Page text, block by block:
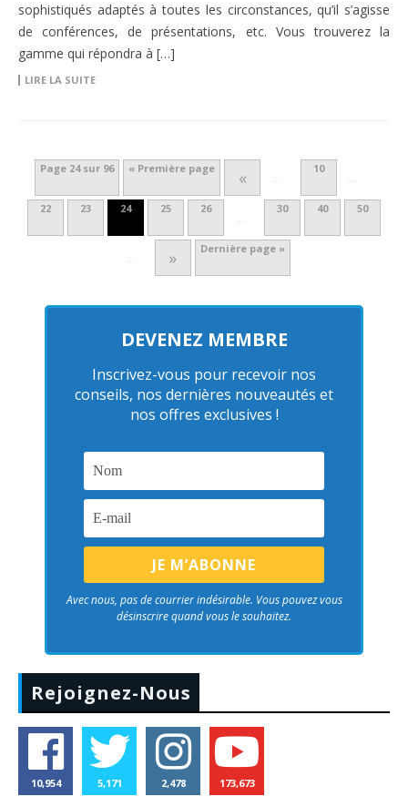
sophistiqués adaptés à toutes les circonstances, qu’il s’agisse
de conférences, de présentations, etc. Vous trouverez la
gamme qui répondra à […]
LIRE LA SUITE
Page 24 sur 96 « Première page « …
10
…
22 23 24 25 26
…
30 40 50
… » Dernière page »
DEVENEZ MEMBRE
Inscrivez-vous pour recevoir nos
conseils, nos dernières nouveautés et
nos offres exclusives !
Avec nous, pas de courrier indésirable. Vous pouvez vous
désinscrire quand vous le souhaitez.
Rejoignez-Nous
10,954 5,171 2,478 173,673